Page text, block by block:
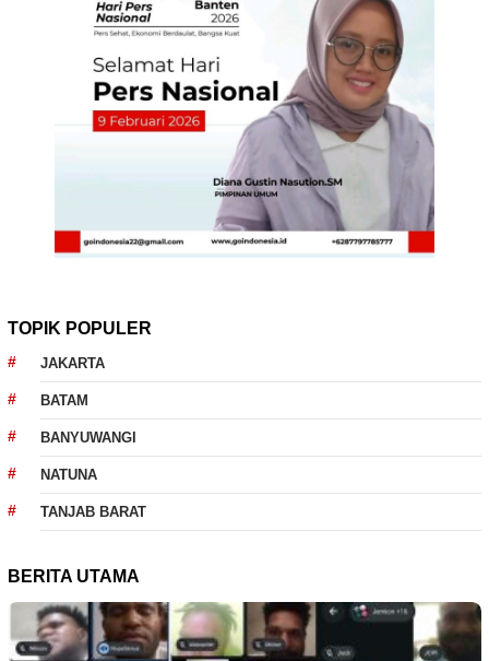
TOPIK POPULER
JAKARTA
BATAM
BANYUWANGI
NATUNA
TANJAB BARAT
BERITA UTAMA